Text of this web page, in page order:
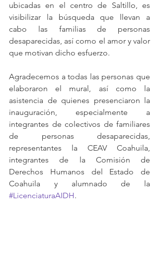
ubicadas en el centro de Saltillo, es
visibilizar la búsqueda que llevan a
cabo las familias de personas
desaparecidas, así como el amor y valor
que motivan dicho esfuerzo.
Agradecemos a todas las personas que
elaboraron el mural, así como la
asistencia de quienes presenciaron la
inauguración, especialmente a
integrantes de colectivos de familiares
de personas desaparecidas,
representantes la CEAV Coahuila,
integrantes de la Comisión de
Derechos Humanos del Estado de
#LicenciaturaAIDH.